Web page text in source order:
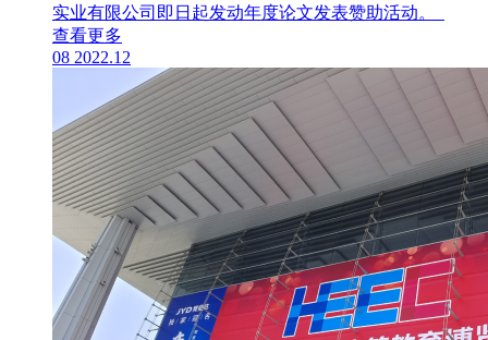
实业有限公司即日起发动年度论文发表赞助活动。
查看更多
08 2022.12